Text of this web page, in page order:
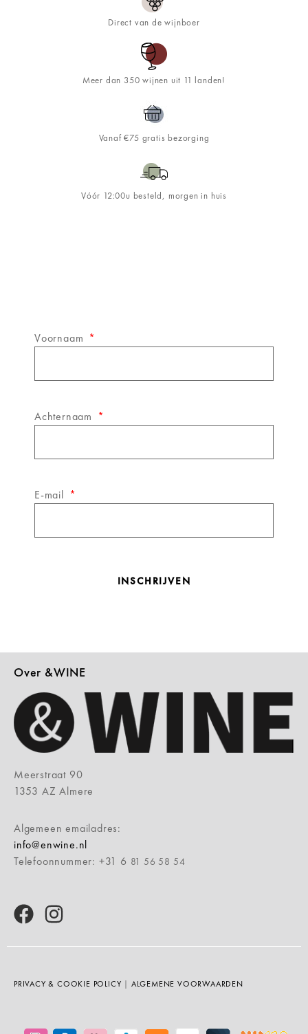
Direct van de wijnboer
Meer dan 350 wijnen uit 11 landen!
Vanaf €75 gratis bezorging
Vóór 12:00u besteld, morgen in huis
Voornaam
Achternaam
E-mail
INSCHRIJVEN
Over &WINE
Meerstraat 90
1353 AZ Almere
Algemeen emailadres:
info@enwine.nl
Telefoonnummer: +31 6 81 56 58 54
PRIVACY & COOKIE POLICY | ALGEMENE VOORWAARDEN